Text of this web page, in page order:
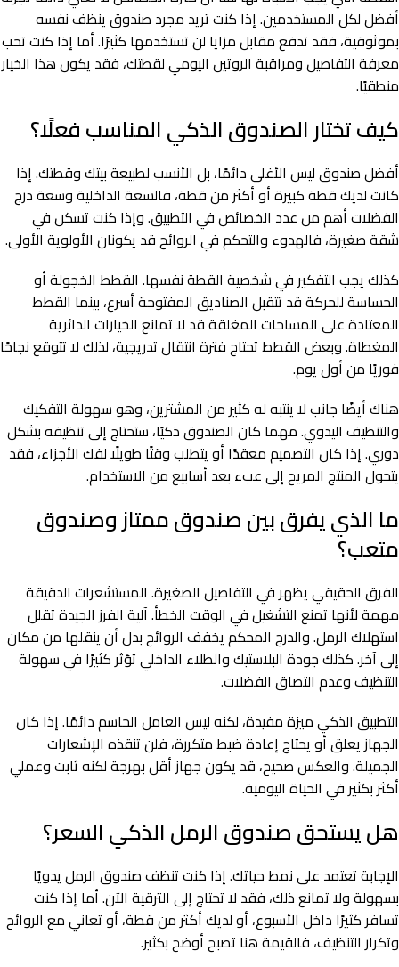
أفضل لكل المستخدمين. إذا كنت تريد مجرد صندوق ينظف نفسه
بموثوقية، فقد تدفع مقابل مزايا لن تستخدمها كثيرًا. أما إذا كنت تحب
معرفة التفاصيل ومراقبة الروتين اليومي لقطتك، فقد يكون هذا الخيار
منطقيًا.
كيف تختار الصندوق الذكي المناسب فعلًا؟
أفضل صندوق ليس الأغلى دائمًا، بل الأنسب لطبيعة بيتك وقطتك. إذا
كانت لديك قطة كبيرة أو أكثر من قطة، فالسعة الداخلية وسعة درج
الفضلات أهم من عدد الخصائص في التطبيق. وإذا كنت تسكن في
شقة صغيرة، فالهدوء والتحكم في الروائح قد يكونان الأولوية الأولى.
كذلك يجب التفكير في شخصية القطة نفسها. القطط الخجولة أو
الحساسة للحركة قد تتقبل الصناديق المفتوحة أسرع، بينما القطط
المعتادة على المساحات المغلقة قد لا تمانع الخيارات الدائرية
المغطاة. وبعض القطط تحتاج فترة انتقال تدريجية، لذلك لا تتوقع نجاحًا
فوريًا من أول يوم.
هناك أيضًا جانب لا ينتبه له كثير من المشترين، وهو سهولة التفكيك
والتنظيف اليدوي. مهما كان الصندوق ذكيًا، ستحتاج إلى تنظيفه بشكل
دوري. إذا كان التصميم معقدًا أو يتطلب وقتًا طويلًا لفك الأجزاء، فقد
يتحول المنتج المريح إلى عبء بعد أسابيع من الاستخدام.
ما الذي يفرق بين صندوق ممتاز وصندوق
متعب؟
الفرق الحقيقي يظهر في التفاصيل الصغيرة. المستشعرات الدقيقة
مهمة لأنها تمنع التشغيل في الوقت الخطأ. آلية الفرز الجيدة تقلل
استهلاك الرمل. والدرج المحكم يخفف الروائح بدل أن ينقلها من مكان
إلى آخر. كذلك جودة البلاستيك والطلاء الداخلي تؤثر كثيرًا في سهولة
التنظيف وعدم التصاق الفضلات.
التطبيق الذكي ميزة مفيدة، لكنه ليس العامل الحاسم دائمًا. إذا كان
الجهاز يعلق أو يحتاج إعادة ضبط متكررة، فلن تنقذه الإشعارات
الجميلة. والعكس صحيح، قد يكون جهاز أقل بهرجة لكنه ثابت وعملي
أكثر بكثير في الحياة اليومية.
هل يستحق صندوق الرمل الذكي السعر؟
الإجابة تعتمد على نمط حياتك. إذا كنت تنظف صندوق الرمل يدويًا
بسهولة ولا تمانع ذلك، فقد لا تحتاج إلى الترقية الآن. أما إذا كنت
تسافر كثيرًا داخل الأسبوع، أو لديك أكثر من قطة، أو تعاني مع الروائح
وتكرار التنظيف، فالقيمة هنا تصبح أوضح بكثير.